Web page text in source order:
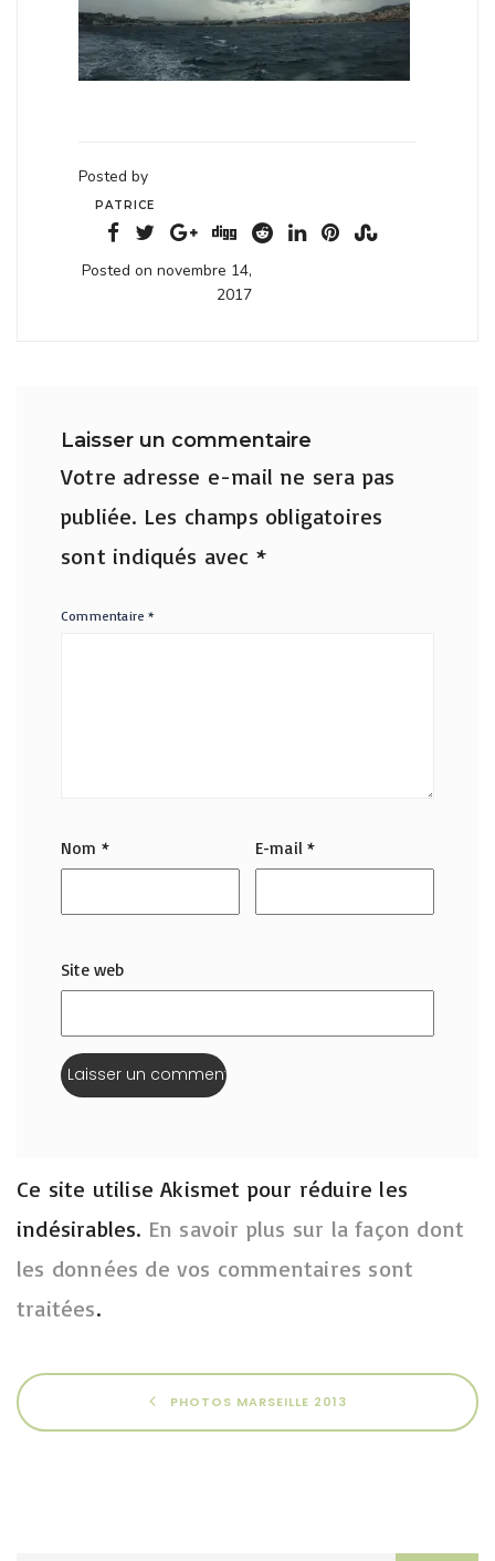
Posted by
PATRICE
Posted on novembre 14,
2017
Laisser un commentaire
Votre adresse e-mail ne sera pas
publiée. Les champs obligatoires
sont indiqués avec *
Commentaire*
Nom * E-mail*
Site web
Ce site utilise Akismet pour réduire les
indésirables. En savoir plus sur la façon dont
les données de vos commentaires sont
traitées.
PHOTOS MARSEILLE 2013